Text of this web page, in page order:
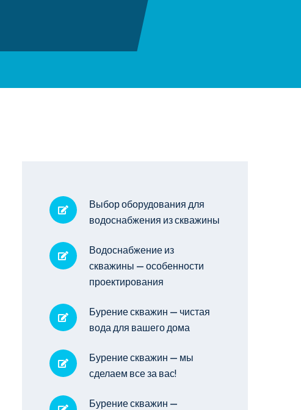
Выбор оборудования для
водоснабжения из скважины
Водоснабжение из
скважины — особенности
проектирования
Бурение скважин — чистая
вода для вашего дома
Бурение скважин — мы
сделаем все за вас!
Бурение скважин —